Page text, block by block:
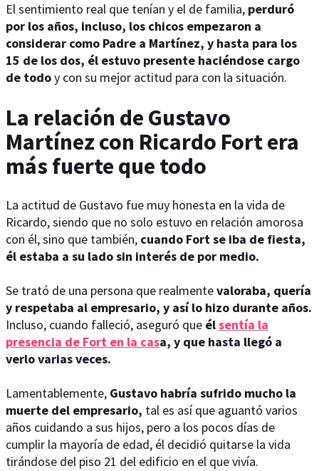
El sentimiento real que tenían y el de familia, perduró
por los años, incluso, los chicos empezaron a
considerar como Padre a Martínez, y hasta para los
15 de los dos, él estuvo presente haciéndose cargo
de todoy con su mejor actitud para con la situación.
La relación de Gustavo
Martínez con Ricardo Fort era
más fuerte que todo
La actitud de Gustavo fue muy honesta en la vida de
Ricardo, siendo que no solo estuvo en relación amorosa
con él, sino que también, cuando Fort se iba de fiesta,
él estaba a su lado sin interés de por medio.
Se trató de una persona que realmentevaloraba, quería
y respetaba al empresario, y así lo hizo durante años.
Incluso, cuando falleció, aseguró que élsentía la
presencia de Fort en la casa, y que hasta llegó a
verlo varias veces.
Lamentablemente, Gustavo habría sufrido mucho la
muerte del empresario, tal es así que aguantó varios
años cuidando a sus hijos, pero a los pocos días de
cumplir la mayoría de edad, él decidió quitarse la vida
tirándose del piso 21 del edificio en el que vivía.